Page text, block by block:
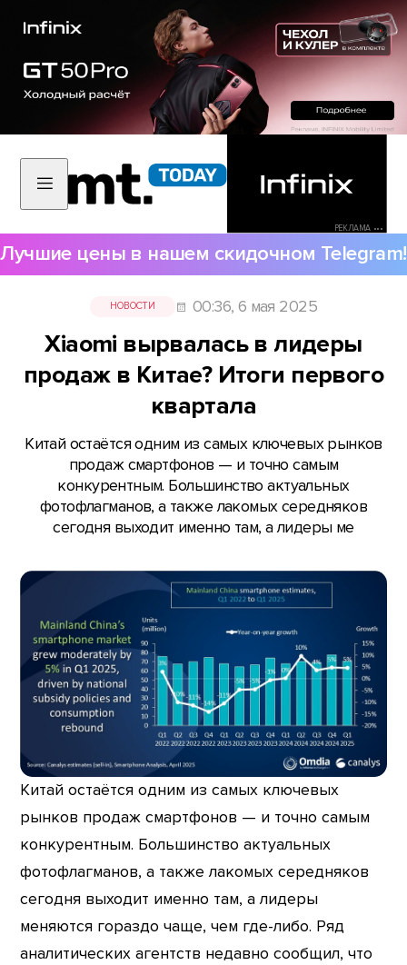
РЕКЛАМА •••
Лучшие цены в нашем скидочном Telegram!
НОВОСТИ 00:36, 6 мая 2025
Xiaomi вырвалась в лидеры
продаж в Китае? Итоги первого
квартала
Китай остаётся одним из самых ключевых рынков
продаж смартфонов — и точно самым
конкурентным. Большинство актуальных
фотофлагманов, а также лакомых середняков
сегодня выходит именно там, а лидеры ме
Китай остаётся одним из самых ключевых
рынков продаж смартфонов — и точно самым
конкурентным. Большинство актуальных
фотофлагманов, а также лакомых середняков
сегодня выходит именно там, а лидеры
меняются гораздо чаще, чем где-либо. Ряд
аналитических агентств недавно сообщил, что